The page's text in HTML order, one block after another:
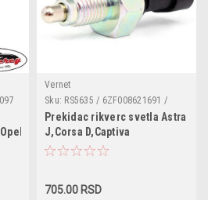
Vernet
Sku: RS5635 / 6ZF008621691 /
1860323 / 330799 / 560323 /
208368 / 0912086 / 3600082 /
LVRL357 / 1239109 / 1239125 /
12846100 / 55583570 / 55577819
Prekidac rikverc svetla Astra
J,Corsa D,Captiva
705.00 RSD